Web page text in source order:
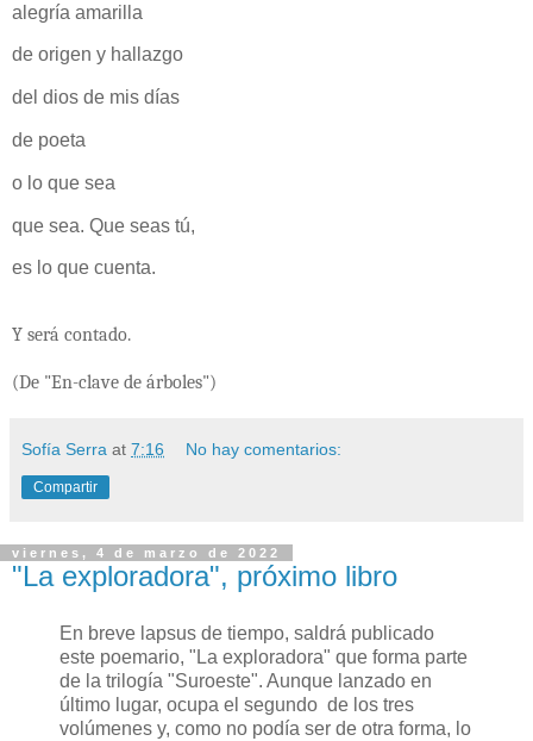
alegría amarilla
de origen y hallazgo
del dios de mis días
de poeta
o lo que sea
que sea. Que seas tú,
es lo que cuenta.
Y será contado.
(De "En-clave de árboles")
Sofía Serra at 7:16 No hay comentarios:
Compartir
viernes, 4 de marzo de 2022
"La exploradora", próximo libro
En breve lapsus de tiempo, saldrá publicado
este poemario, "La exploradora" que forma parte
de la trilogía "Suroeste". Aunque lanzado en
último lugar, ocupa el segundo de los tres
volúmenes y, como no podía ser de otra forma, lo